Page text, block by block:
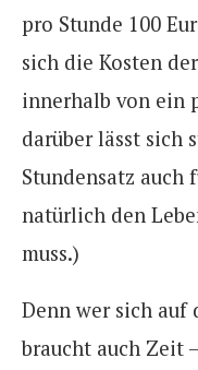
pro Stunde 100
sich die Kosten
innerhalb von ein
darüber lässt sich
Stundensatz auch
natürlich den
muss.)
Denn wer sich auf
braucht auch Zeit